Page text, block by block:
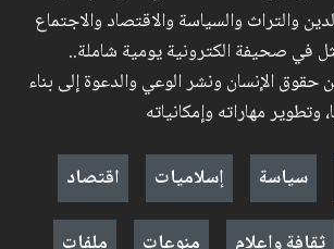
والتراث والسياسة والاقتصاد والاجتماع
في صحيفة الكترونية يومية شاملة..
الإنسان ونشر الوعي والدعوة إلى بناء
وتطوير مهاراته وإمكانياته
سياسة إسلاميات
اقتصاد